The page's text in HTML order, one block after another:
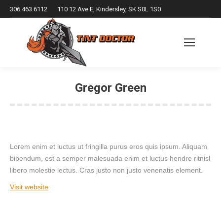
306.463.6112 110 12 Ave E, Kindersley, SK S0L 1S0
Gregor Green
Lorem enim et luctus ut fringilla purus eros quis ipsum. Aliquam
bibendum, est a semper malesuada enim et luctus hendre ritnisl
libero molestie lectus. Cras justo non justo venenatis element.
Visit website